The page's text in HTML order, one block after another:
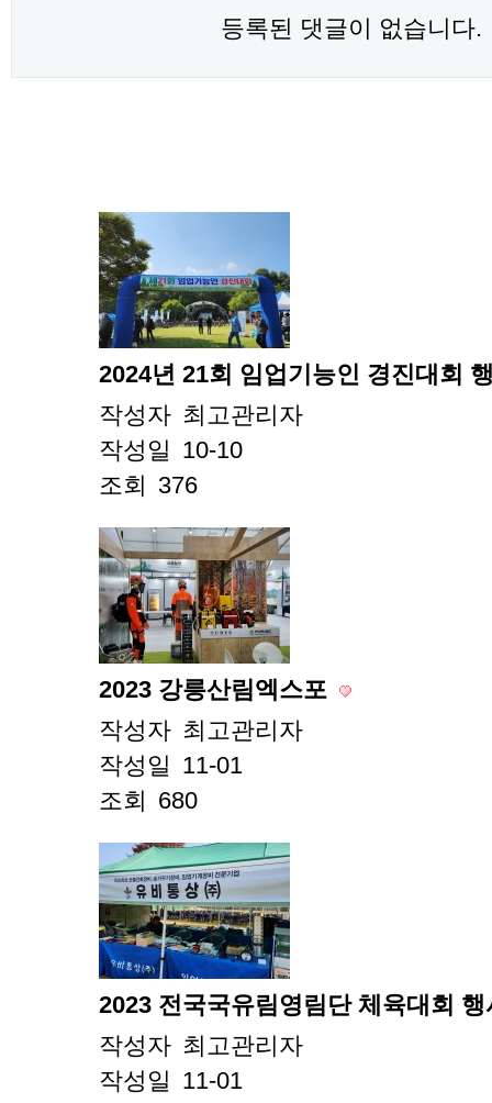
등록된 댓글이 없습니다.
2024년 21회 임업기능인 경진대회
작성자 최고관리자
작성일 10-10
조회 376
2023 강릉산림엑스포
작성자 최고관리자
작성일 11-01
조회 680
2023 전국국유림영림단 체육대회
작성자 최고관리자
작성일 11-01